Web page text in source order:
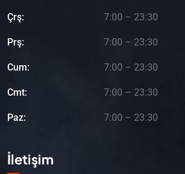
Çrş: 7:00 – 23:30
Prş: 7:00 – 23:30
Cum: 7:00 – 23:30
Cmt: 7:00 – 23:30
Paz: 7:00 – 23:30
İletişim